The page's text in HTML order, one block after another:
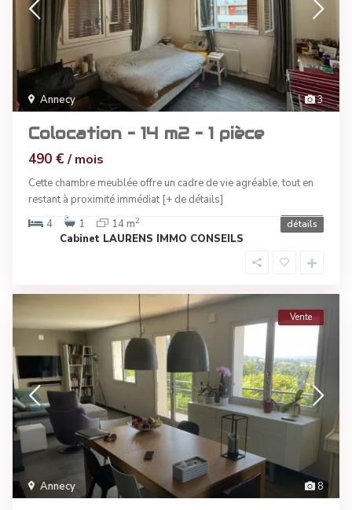
3
Annecy
Colocation – 14 m2 – 1 pièce
490 €/ mois
Cette chambre meublée offre un cadre de vie agréable, tout en
restant à proximité immédiat [+ de détails]
4
1 14 m2 détails
Cabinet LAURENS IMMO CONSEILS
8
Annecy
Vente